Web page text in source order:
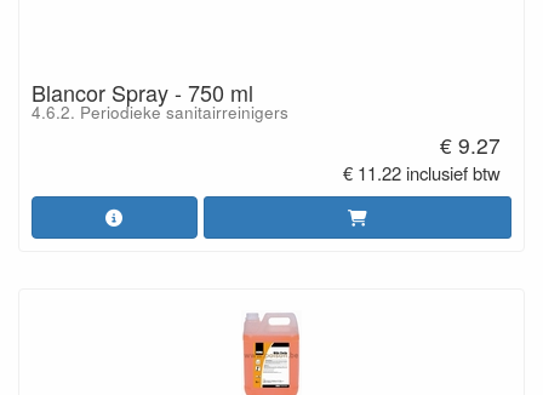
Blancor Spray - 750 ml
4.6.2. Periodieke sanitairreinigers
€ 9.27
€ 11.22 inclusief btw